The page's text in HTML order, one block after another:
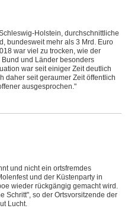
Holstein, durchschnittliche
bundesweit mehr als 3 Mrd. Euro
war viel zu trocken, wie der
Bund und Länder besonders
war seit einiger Zeit deutlich
daher seit geraumer Zeit öffentlich
ausgesprochen."
und nicht ein ortsfremdes
und der Küstenparty in
wieder rückgängig gemacht wird.
Schritt", so der Ortsvorsitzende der
Lucht.